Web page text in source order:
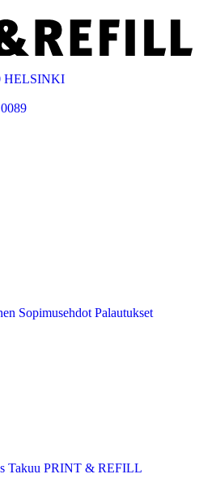
HELSINKI
Sopimusehdot Palautukset
Takuu PRINT & REFILL